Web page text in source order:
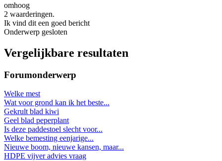
omhoog
2 waarderingen.
Ik vind dit een goed bericht
Onderwerp gesloten
Vergelijkbare resultaten
Forumonderwerp
Welke mest
Wat voor grond kan ik het beste...
Gekrult blad kiwi
Geel blad peperplant
Is deze paddestoel slecht voor...
Welke bemesting eenjarige...
Nieuwe boom, nieuwe kansen, maar...
HDPE vijver advies vraag